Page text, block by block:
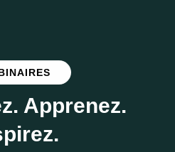
z. Apprenez.
pirez.